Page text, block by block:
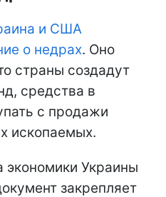
и США
о недрах. Оно
страны создадут
средства в
с продажи
ископаемых.
Украины
закрепляет